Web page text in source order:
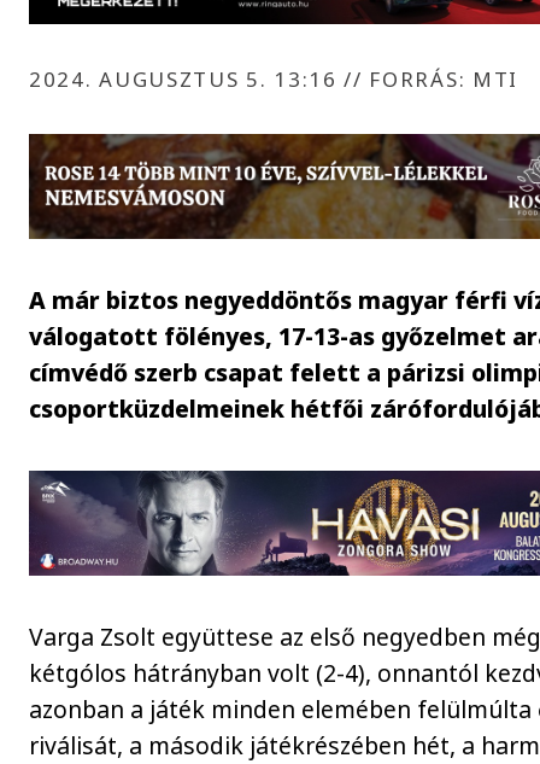
2024. AUGUSZTUS 5. 13:16// FORRÁS: MTI
A már biztos negyeddöntős magyar férfi
válogatott fölényes, 17-13-as győzelmet
címvédő szerb csapat felett a párizsi
csoportküzdelmeinek hétfői
Varga Zsolt együttese az első negyedben
kétgólos hátrányban volt (2-4), onnantól
azonban a játék minden elemében felülmúlta
riválisát, a második játékrészében hét, a